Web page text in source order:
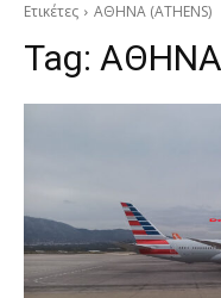
Ετικέτες ΑΘΗΝΑ (ATHENS)
Tag: ΑΘΗΝΑ